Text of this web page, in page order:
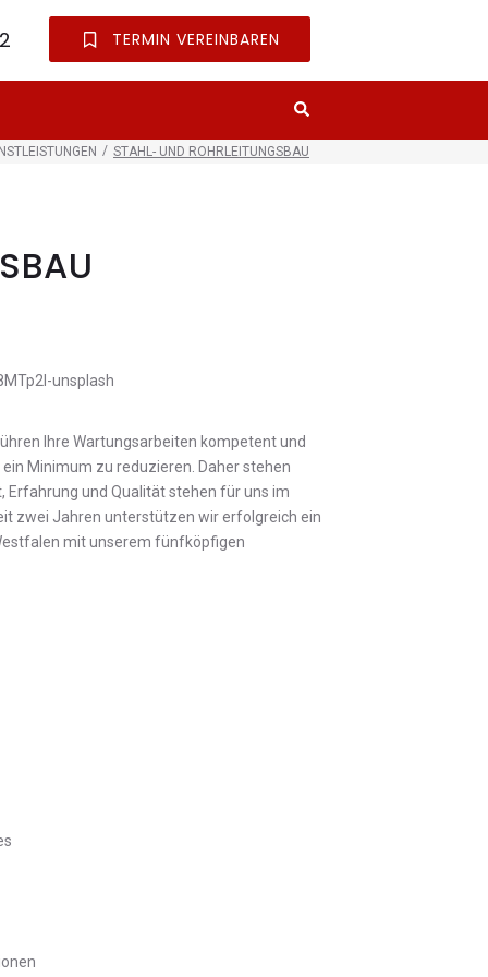
TERMIN VEREINBAREN
/ STAHL- UND ROHRLEITUNGSBAU
Ihre Wartungsarbeiten kompetent und
Minimum zu reduzieren. Daher stehen
Erfahrung und Qualität stehen für uns im
zwei Jahren unterstützen wir erfolgreich ein
mit unserem fünfköpfigen